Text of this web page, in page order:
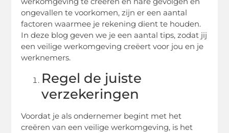
ongevallen te voorkomen, zijn er een aantal
factoren waarmee je rekening dient te houden.
In deze blog geven we je een aantal tips, zodat jij
een veilige werkomgeving creëert voor jou en je
werknemers.
Regel de juiste
verzekeringen
Voordat je als ondernemer begint met het
creëren van een veilige werkomgeving, is het